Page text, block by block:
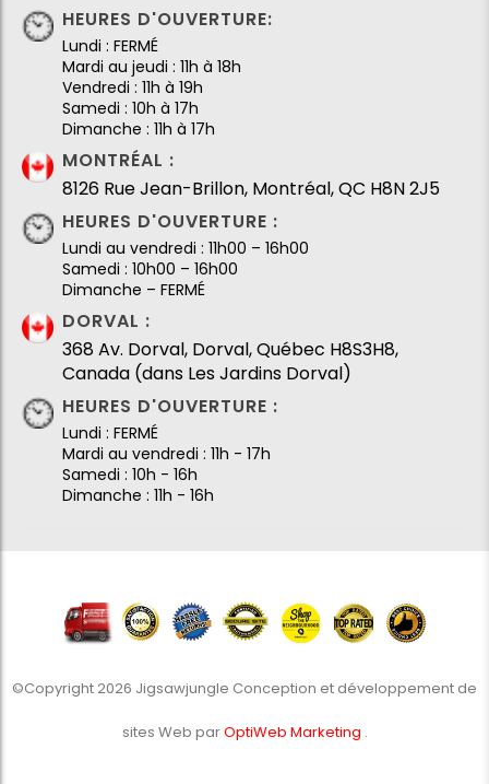
HEURES D'OUVERTURE:
Lundi : FERMÉ
Mardi au jeudi : 11h à 18h
Vendredi : 11h à 19h
Samedi : 10h à 17h
Dimanche : 11h à 17h
MONTRÉAL :
8126 Rue Jean-Brillon, Montréal, QC H8N 2J5
HEURES D'OUVERTURE :
Lundi au vendredi : 11h00 – 16h00
Samedi : 10h00 – 16h00
Dimanche – FERMÉ
DORVAL :
368 Av. Dorval, Dorval, Québec H8S3H8,
Canada (dans Les Jardins Dorval)
HEURES D'OUVERTURE :
Lundi : FERMÉ
Mardi au vendredi : 11h - 17h
Samedi : 10h - 16h
Dimanche : 11h - 16h
©Copyright 2026 Jigsawjungle Conception et développement de
sites Web parOptiWeb Marketing .